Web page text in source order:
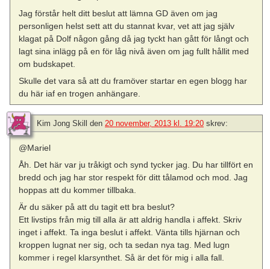
Jag förstår helt ditt beslut att lämna GD även om jag
personligen helst sett att du stannat kvar, vet att jag själv
klagat på Dolf någon gång då jag tyckt han gått för långt och
lagt sina inlägg på en för låg nivå även om jag fullt hållit med
om budskapet.
Skulle det vara så att du framöver startar en egen blogg har
du här iaf en trogen anhängare.
Kim Jong Skill den 20 november, 2013 kl. 19:20 skrev:
@Mariel
Åh. Det här var ju tråkigt och synd tycker jag. Du har tillfört en
bredd och jag har stor respekt för ditt tålamod och mod. Jag
hoppas att du kommer tillbaka.
Är du säker på att du tagit ett bra beslut?
Ett livstips från mig till alla är att aldrig handla i affekt. Skriv
inget i affekt. Ta inga beslut i affekt. Vänta tills hjärnan och
kroppen lugnat ner sig, och ta sedan nya tag. Med lugn
kommer i regel klarsynthet. Så är det för mig i alla fall.